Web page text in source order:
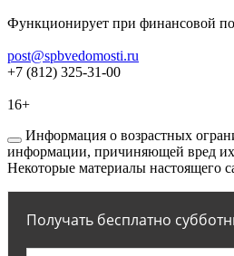
Функционирует при финансовой
post@spbvedomosti.ru
+7 (812) 325-31-00
16+
Информация о возрастных
информации, причиняющей вред
Некоторые материалы настоящего
Получать бесплатно